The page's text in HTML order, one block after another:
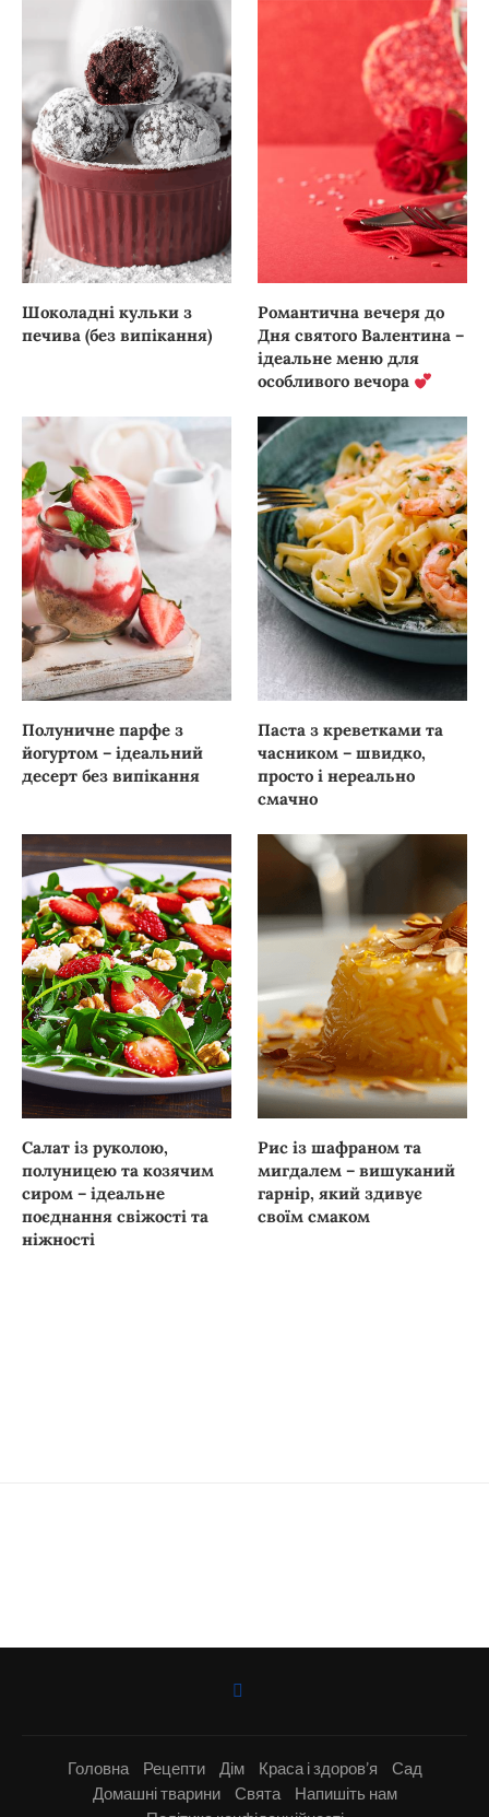
Шоколадні кульки з
печива (без випікання)
Романтична вечеря до
Дня святого Валентина –
ідеальне меню для
особливого вечора
Полуничне парфе з
йогуртом – ідеальний
десерт без випікання
Паста з креветками та
часником – швидко,
просто і нереально
смачно
Салат із руколою,
полуницею та козячим
сиром – ідеальне
поєднання свіжості та
ніжності
Рис із шафраном та
мигдалем – вишуканий
гарнір, який здивує
своїм смаком
Головна Рецепти Дім Краса і здоров’я
Сад
Домашні тварини
Свята
Напишіть нам